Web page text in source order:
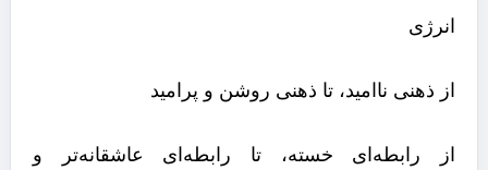
انرژی
از ذهنی ناامید، تا ذهنی روشن و پرامید
از رابطه‌ای خسته، تا رابطه‌ای عاشقانه‌تر و